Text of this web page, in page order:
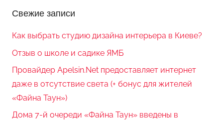
Свежие записи
Как выбрать студию дизайна интерьера в Киеве?
Отзыв о школе и садике ЯМБ
Провайдер Apelsin.Net предоставляет интернет
даже в отсутствие света (+ бонус для жителей
«Файна Таун»)
Дома 7-й очереди «Файна Таун» введены в